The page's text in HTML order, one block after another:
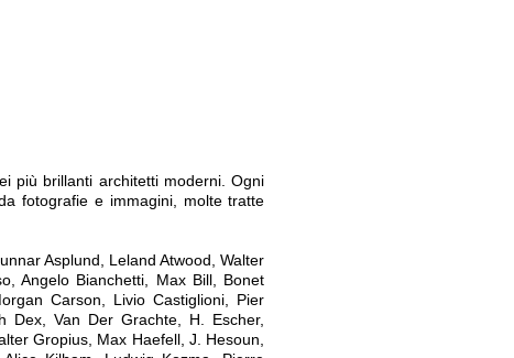
più brillanti architetti moderni. Ogni
fotografie e immagini, molte tratte
Asplund, Leland Atwood, Walter
Angelo Bianchetti, Max Bill, Bonet
Carson, Livio Castiglioni, Pier
Dex, Van Der Grachte, H. Escher,
Gropius, Max Haefell, J. Hesoun,